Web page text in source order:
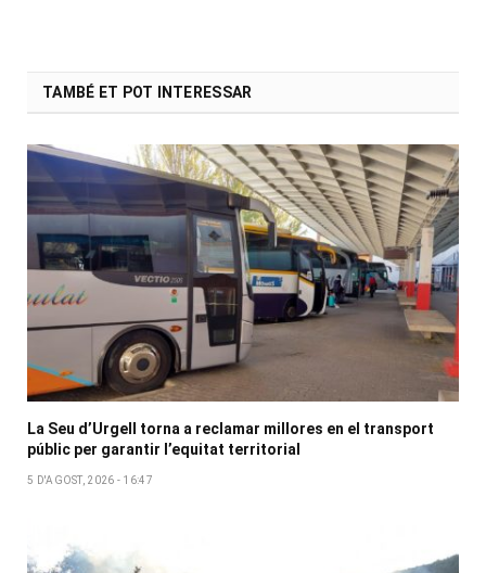
TAMBÉ ET POT INTERESSAR
La Seu d’Urgell torna a reclamar millores en el transport
públic per garantir l’equitat territorial
5 D'AGOST, 2026 - 16:47